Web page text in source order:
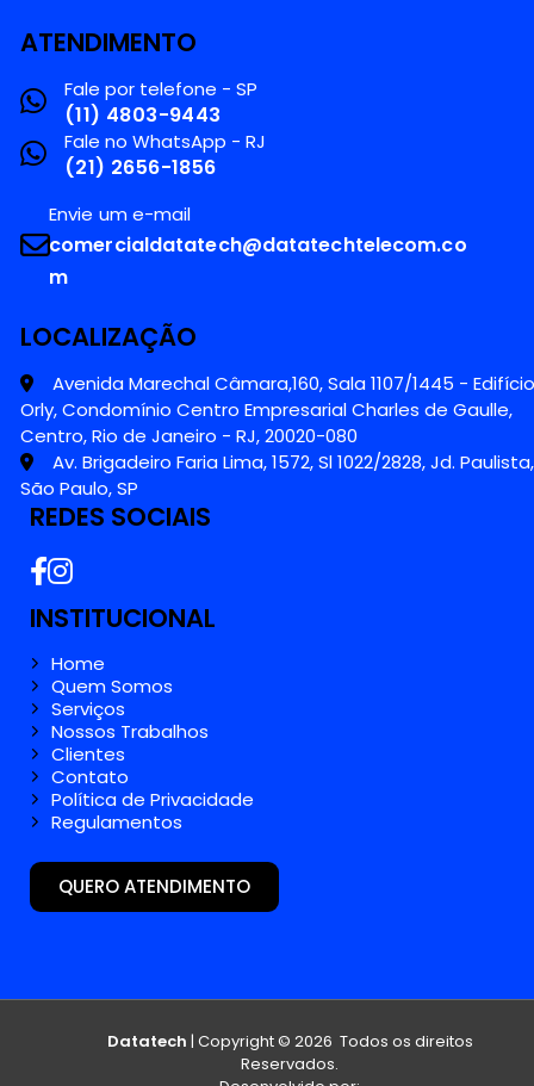
ATENDIMENTO
Fale por telefone - SP
(11) 4803-9443
Fale no WhatsApp - RJ
(21) 2656-1856
Envie um e-mail
comercialdatatech@datatechtelecom.co
m
LOCALIZAÇÃO
Avenida Marechal Câmara,160, Sala 1107/1445 - Edifício
Orly, Condomínio Centro Empresarial Charles de Gaulle,
Centro, Rio de Janeiro - RJ, 20020-080
Av. Brigadeiro Faria Lima, 1572, Sl 1022/2828, Jd. Paulista,
São Paulo, SP
REDES SOCIAIS
INSTITUCIONAL
Home
Quem Somos
Serviços
Nossos Trabalhos
Clientes
Contato
Política de Privacidade
Regulamentos
QUERO ATENDIMENTO
Datatech | Copyright © 2026 Todos os direitos
Reservados.